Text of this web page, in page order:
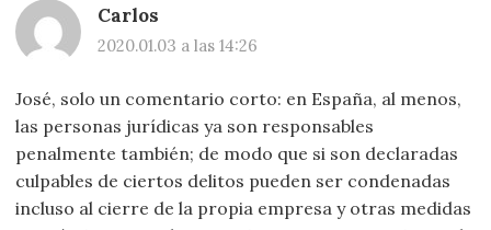
Carlos
2020.01.03 a las 14:26
José, solo un comentario corto: en España, al menos,
las personas jurídicas ya son responsables
penalmente también; de modo que si son declaradas
culpables de ciertos delitos pueden ser condenadas
incluso al cierre de la propia empresa y otras medidas